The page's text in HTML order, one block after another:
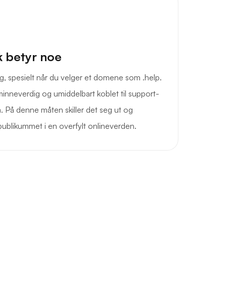
betyr noe
spesielt når du velger et domene som .help.
og umiddelbart koblet til support-
På denne måten skiller det seg ut og
i en overfylt onlineverden.